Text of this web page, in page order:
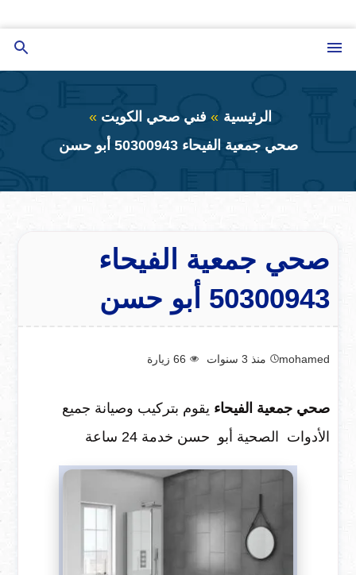
إلى
المحتوى
الرئيسية
فني صحي الكويت
صحي جمعية الفيحاء 50300943 أبو حسن
صحي جمعية الفيحاء
50300943 أبو حسن
mohamed منذ 3 سنوات 66 زيارة
صحي جمعية الفيحاء يقوم بتركيب وصيانة جميع
الأدوات الصحية أبو حسن خدمة 24 ساعة